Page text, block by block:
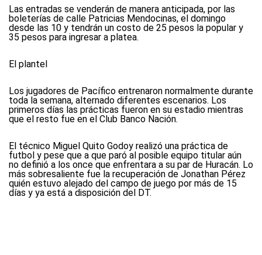
Las entradas se venderán de manera anticipada, por las
boleterías de calle Patricias Mendocinas, el domingo
desde las 10 y tendrán un costo de 25 pesos la popular y
35 pesos para ingresar a platea.
El plantel
Los jugadores de Pacífico entrenaron normalmente durante
toda la semana, alternado diferentes escenarios. Los
primeros días las prácticas fueron en su estadio mientras
que el resto fue en el Club Banco Nación.
El técnico Miguel Quito Godoy realizó una práctica de
futbol y pese que a que paró al posible equipo titular aún
no definió a los once que enfrentara a su par de Huracán. Lo
más sobresaliente fue la recuperación de Jonathan Pérez
quién estuvo alejado del campo de juego por más de 15
días y ya está a disposición del DT.